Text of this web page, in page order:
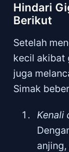
Hindari
Berikut
Setelah
kecil akibat
juga
Simak
Kenali